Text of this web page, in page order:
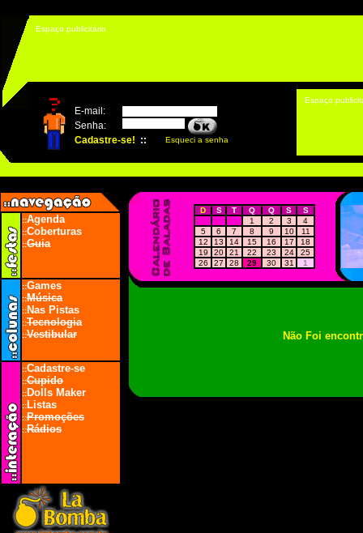
Espaço publicitário
Espaço
::Agenda
::Coberturas
::Guia
::Games
::Música
::Nas Pistas
::Tecnologia
::Vestibular
::Cadastre-se
::Cupido
::Dolls Maker
::Listas
::Promoções
::Rádios
Não Foi
D S T Q Q S
S
1
2 3
4
5
6 7 8 9 10
11
12
13 14 15 16 17
18
19
20 21 22 23 24
25
26
27 28 29 30 31 1